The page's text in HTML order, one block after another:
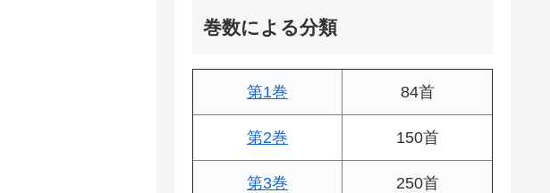
巻数による分類
第1巻 84首
第2巻 150首
第3巻 250首